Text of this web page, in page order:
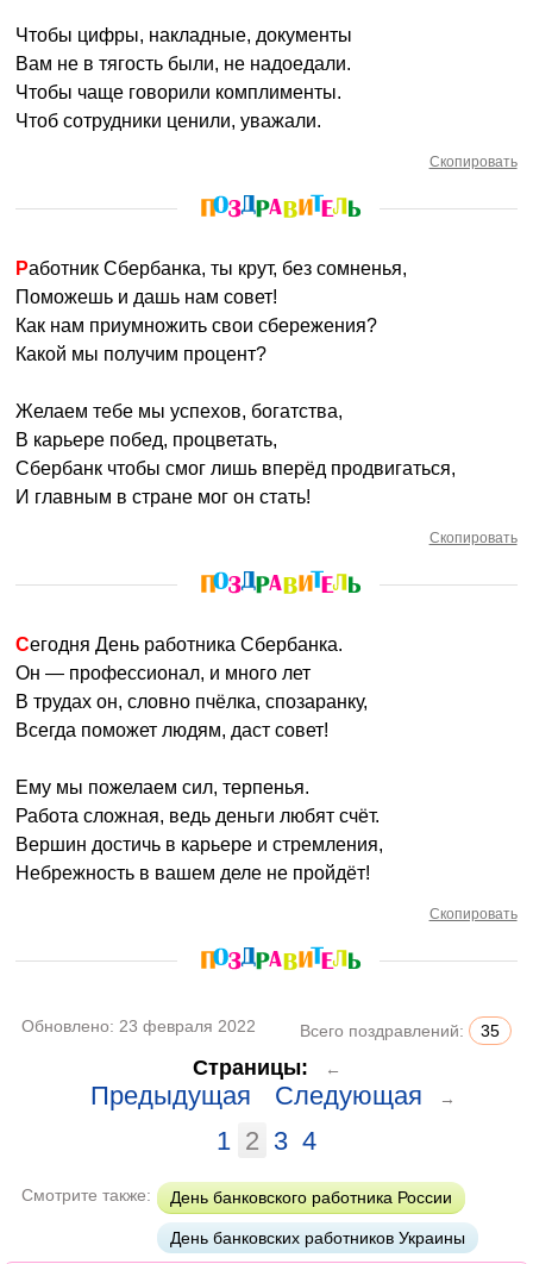
Чтобы цифры, накладные, документы
Вам не в тягость были, не надоедали.
Чтобы чаще говорили комплименты.
Чтоб сотрудники ценили, уважали.
Скопировать
Работник Сбербанка, ты крут, без сомненья,
Поможешь и дашь нам совет!
Как нам приумножить свои сбережения?
Какой мы получим процент?
Желаем тебе мы успехов, богатства,
В карьере побед, процветать,
Сбербанк чтобы смог лишь вперёд продвигаться,
И главным в стране мог он стать!
Скопировать
Сегодня День работника Сбербанка.
Он — профессионал, и много лет
В трудах он, словно пчёлка, спозаранку,
Всегда поможет людям, даст совет!
Ему мы пожелаем сил, терпенья.
Работа сложная, ведь деньги любят счёт.
Вершин достичь в карьере и стремления,
Небрежность в вашем деле не пройдёт!
Скопировать
Обновлено: 23 февраля 2022 Всего поздравлений: 35
Страницы: ←
Предыдущая Следующая →
1 2 3 4
Смотрите также: День банковского работника России
День банковских работников Украины